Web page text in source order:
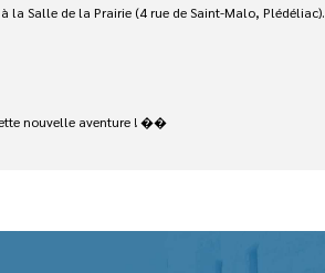
Salle de la Prairie (4 rue de Saint-Malo, Plédéliac).
nouvelle aventure ! ��